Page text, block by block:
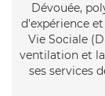
Dévouée,
d'expérience
Vie Sociale
ventilation et
ses services